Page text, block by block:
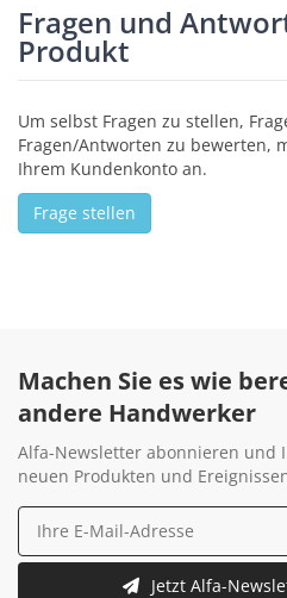
Fragen und
Produkt
Um selbst Fragen zu stellen,
Fragen/Antworten zu bewerten,
Ihrem Kundenkonto an.
Frage stellen
Machen Sie es wie
andere Handwerker
Alfa-Newsletter abonnieren und
neuen Produkten und
Jetzt Alfa-